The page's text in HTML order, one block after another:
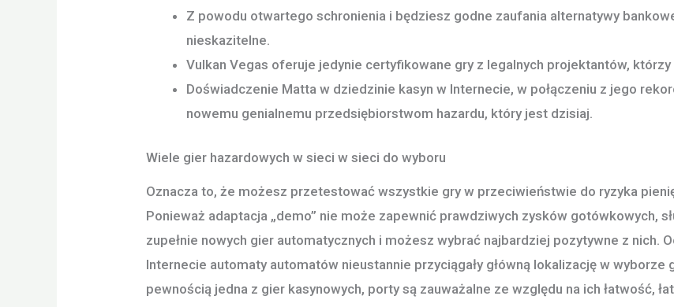
Z powodu otwartego schronienia i będziesz godne zaufania alternatywy
nieskazitelne.
Vulkan Vegas oferuje jedynie certyfikowane gry z legalnych projektantów, którzy
Doświadczenie Matta w dziedzinie kasyn w Internecie, w połączeniu z jego
nowemu genialnemu przedsiębiorstwom hazardu, który jest dzisiaj.
Wiele gier hazardowych w sieci w sieci do wyboru
Oznacza to, że możesz przetestować wszystkie gry w przeciwieństwie do ryzyka
Ponieważ adaptacja „demo” nie może zapewnić prawdziwych zysków gotówkowych,
zupełnie nowych gier automatycznych i możesz wybrać najbardziej pozytywne z nich.
Internecie automaty automatów nieustannie przyciągały główną lokalizację w wyborze
pewnością jedna z gier kasynowych, porty są zauważalne ze względu na ich łatwość,